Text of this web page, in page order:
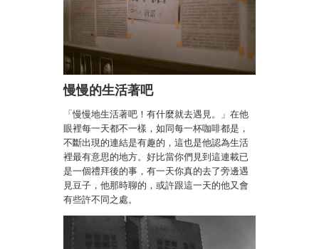
慢慢的生活著吧
「慢慢地生活著吧！有什麼就去遇見。」在他
眼裡每一天都不一樣，如同每一杯咖啡都是，
不斷出現的連結是有趣的，這也是他認為生活
裡最有意思的地方。好比當你們見到這連載已
是一個禮拜後的事，有一天你真的去了旁邊遇
見豆子，他那時聊的，或許跟這一天的他又會
有些許不同之處。